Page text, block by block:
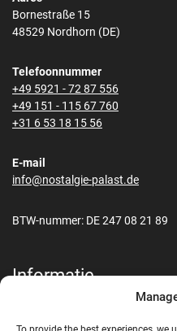
Bornestraße 15
48529 Nordhorn (DE)
Telefoonnummer
+49 5921 - 72 87 556
+49 151 - 115 67 760
+31 6 53 18 15 56
E-mail
info@nostalgie-palast.de
BTW-nummer: DE 247 08 21 89
Informatie